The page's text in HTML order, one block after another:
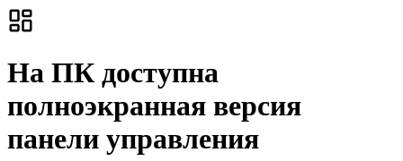
На ПК доступна
полноэкранная версия
панели управления